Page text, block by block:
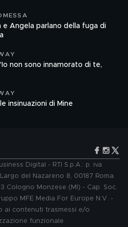
e Angela parlano della fuga di
non sono innamorato di te,
insinuazioni di Mine
Digital - RTI S.p.A.: p. iva
del Nazareno 8, 00187 Roma.
Cologno Monzese (MI) - Cap. Soc.
MFE Media For Europe N.V. -
ai contenuti trasmessi e/o
funzionale